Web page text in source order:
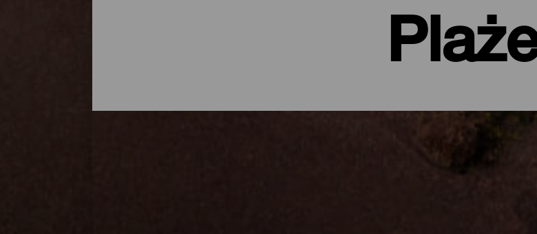
Plaże La Gomery są bez wątpienia jednym z ukrytych klejnotów wyspy. Jej niezwykły